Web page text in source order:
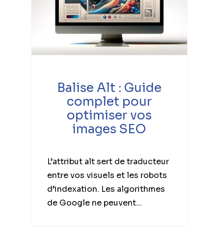
Balise Alt : Guide
complet pour
optimiser vos
images SEO
L’attribut alt sert de traducteur
entre vos visuels et les robots
d’indexation. Les algorithmes
de Google ne peuvent...